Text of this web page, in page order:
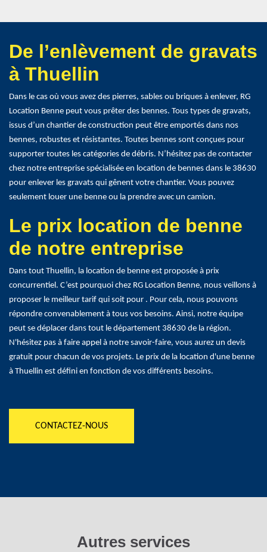
De l’enlèvement de gravats
à Thuellin
Dans le cas où vous avez des pierres, sables ou briques à enlever, RG
Location Benne peut vous prêter des bennes. Tous types de gravats,
issus d’un chantier de construction peut être emportés dans nos
bennes, robustes et résistantes. Toutes bennes sont conçues pour
supporter toutes les catégories de débris. N’hésitez pas de contacter
chez notre entreprise spécialisée en location de bennes dans le 38630
pour enlever les gravats qui gênent votre chantier. Vous pouvez
seulement louer une benne ou la prendre avec un camion.
Le prix location de benne
de notre entreprise
Dans tout Thuellin, la location de benne est proposée à prix
concurrentiel. C’est pourquoi chez RG Location Benne, nous veillons à
proposer le meilleur tarif qui soit pour . Pour cela, nous pouvons
répondre convenablement à tous vos besoins. Ainsi, notre équipe
peut se déplacer dans tout le département 38630 de la région.
N'hésitez pas à faire appel à notre savoir-faire, vous aurez un devis
gratuit pour chacun de vos projets. Le prix de la location d'une benne
à Thuellin est défini en fonction de vos différents besoins.
CONTACTEZ-NOUS
Autres services